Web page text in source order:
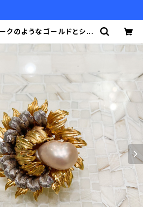
クのようなゴールドとシル
のブローチ | Akio Mori